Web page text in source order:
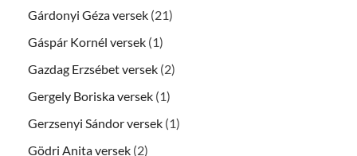
Gárdonyi Géza versek (21)
Gáspár Kornél versek (1)
Gazdag Erzsébet versek (2)
Gergely Boriska versek (1)
Gerzsenyi Sándor versek (1)
Gödri Anita versek (2)